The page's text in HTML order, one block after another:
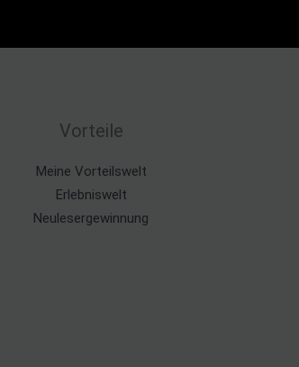
Vorteile
Meine Vorteilswelt
Erlebniswelt
Neulesergewinnung